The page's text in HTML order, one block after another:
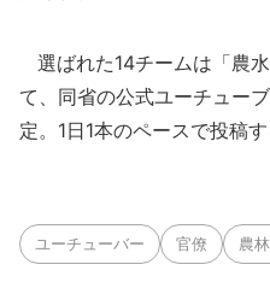
選ばれた14チームは「農
て、同省の公式ユーチュー
定。1日1本のペースで投稿
ユーチューバー 官僚 農